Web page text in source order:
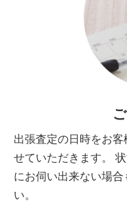
出張査定の日時をお
せていただきます。
にお伺い出来ない場
い。